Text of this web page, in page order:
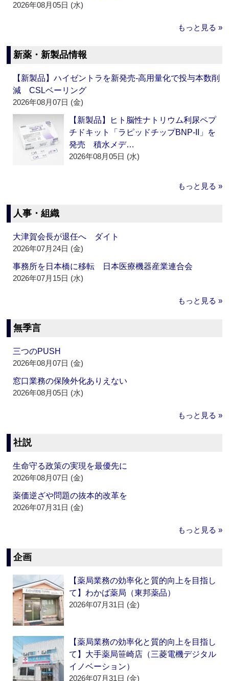
2026年08月05日 (水)
もっと見る »
新薬・新製品情報
【新製品】ハイゼントラを新発売‐高用量化で投与本数削
減 CSLベーリング
2026年08月07日 (金)
【新製品】ヒト脳性ナトリウム利尿ペプ
チドキット「ラピッドチップBNP-II」を
発売 積水メデ…
2026年08月05日 (水)
もっと見る »
人事・組織
大津賀会長が退任へ ダイト
2026年07月24日 (金)
事務所を日本橋に移転 日本医療機器産業連合会
2026年07月15日 (水)
もっと見る »
無季言
三つのPUSH
2026年08月07日 (金)
窓口業務の保険外化ありえない
2026年08月05日 (水)
もっと見る »
社説
生命守る政策の実現を最優先に
2026年08月07日 (金)
薬価逆ざや問題の抜本的改革を
2026年07月31日 (金)
もっと見る »
企画
【薬局業務の効率化と質的向上を目指し
て】わかば薬局（東邦薬品）
2026年07月31日 (金)
【薬局業務の効率化と質的向上を目指し
て】大手薬局笹崎店（三菱電機デジタル
イノベーション）
2026年07月31日 (金)